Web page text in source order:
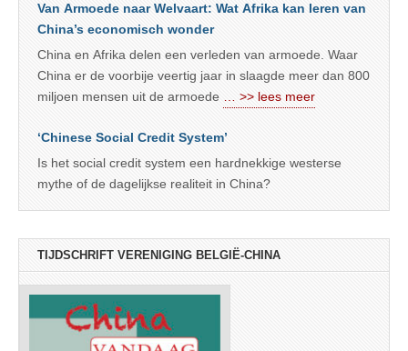
Van Armoede naar Welvaart: Wat Afrika kan leren van
China’s economisch wonder
China en Afrika delen een verleden van armoede. Waar
China er de voorbije veertig jaar in slaagde meer dan 800
miljoen mensen uit de armoede … >> lees meer
‘Chinese Social Credit System’
Is het social credit system een hardnekkige westerse
mythe of de dagelijkse realiteit in China?
TIJDSCHRIFT VERENIGING BELGIË-CHINA